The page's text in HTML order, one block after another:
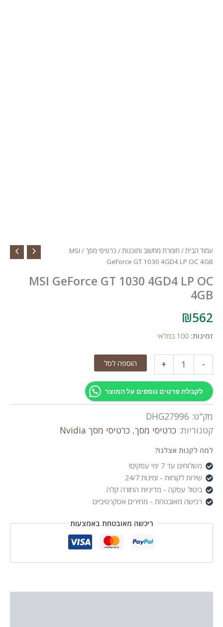
עמוד הבית/ חומרת מחשוב ותוכנות/ כרטיסי מסך
/ MSI
GeForce GT 1030 4GD4 LP OC 4GB
MSI GeForce GT 1030 4GD4 LP OC
4GB
₪562
זמינות: 100 במלאי
-
GeForce
GT
4GD4
LP
OC
4GB
+ הוספה לסל
לקבלת פרטים נוספים על המוצר
מק"ט: DHG27996
קטגוריות: כרטיסי מסך, כרטיסי מסך Nvidia
למה לקנות אצלנו?
משלוחים עד 7 ימי עסקים!
שירות לקוחות - זמינות 24/7
ביטול עסקה - מדיניות החזרה קלה
רכישה מאובטחת - מחירים אטקרטיביים
ריכשה מאובטחת באמצעות